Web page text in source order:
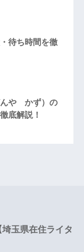
待ち時間を徹
や かず）の
底解説！
玉県在住ライタ